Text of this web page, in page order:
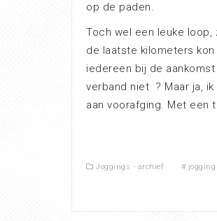
op de paden.
Toch wel een leuke
de laatste kilometers
iedereen bij de
verband niet ? Maar ja,
aan voorafging. Met een
Joggings - archief # jogging